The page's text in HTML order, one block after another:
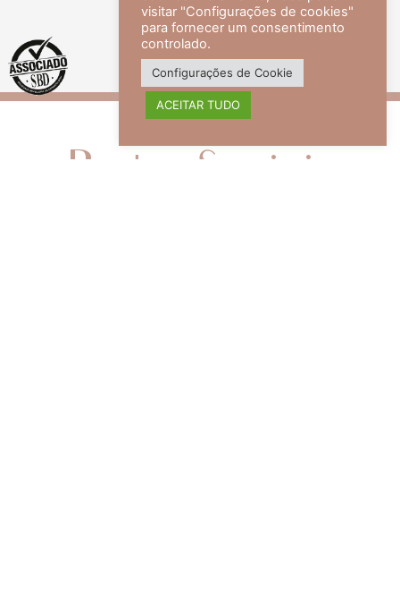
veja mais +
Redes Sociais
visitar "Configurações de cookies"
para fornecer um consentimento
controlado.
Configurações de Cookie
ACEITAR TUDO